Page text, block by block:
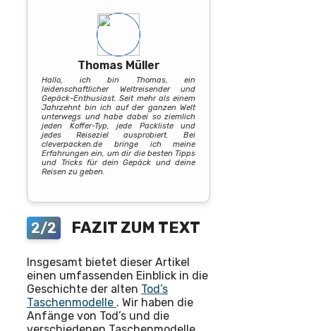
Thomas Müller
Hallo, ich bin Thomas, ein
leidenschaftlicher Weltreisender und
Gepäck-Enthusiast. Seit mehr als einem
Jahrzehnt bin ich auf der ganzen Welt
unterwegs und habe dabei so ziemlich
jeden Koffer-Typ, jede Packliste und
jedes Reiseziel ausprobiert. Bei
cleverpacken.de bringe ich meine
Erfahrungen ein, um dir die besten Tipps
und Tricks für dein Gepäck und deine
Reisen zu geben.
2/2 FAZIT ZUM TEXT
Insgesamt bietet dieser Artikel
einen umfassenden Einblick in die
Geschichte der alten Tod’s
Taschenmodelle . Wir haben die
Anfänge von Tod’s und die